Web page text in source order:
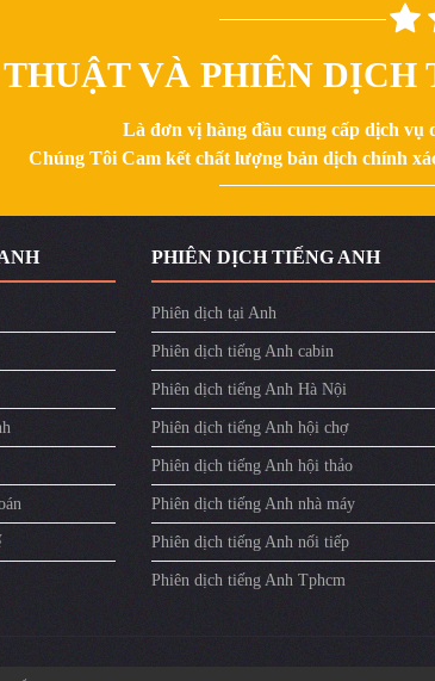
VÀ PHIÊN DỊCH
Là đơn vị hàng đầu cung cấp dịch vụ
Chúng Tôi Cam kết chất lượng bản dịch chính
PHIÊN DỊCH TIẾNG ANH
Phiên dịch tại Anh
Phiên dịch tiếng Anh cabin
Phiên dịch tiếng Anh Hà Nội
Phiên dịch tiếng Anh hội chợ
Phiên dịch tiếng Anh hội thảo
Phiên dịch tiếng Anh nhà máy
Phiên dịch tiếng Anh nối tiếp
Phiên dịch tiếng Anh Tphcm